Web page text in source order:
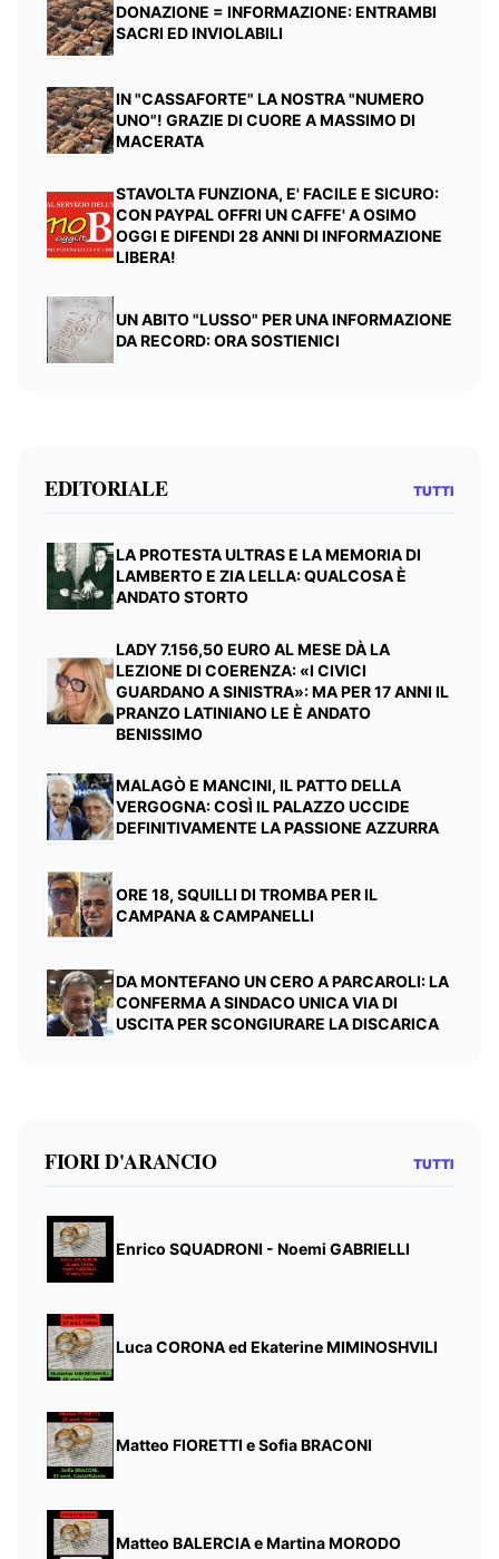
DONAZIONE = INFORMAZIONE: ENTRAMBI
SACRI ED INVIOLABILI
IN "CASSAFORTE" LA NOSTRA "NUMERO
UNO"! GRAZIE DI CUORE A MASSIMO DI
MACERATA
STAVOLTA FUNZIONA, E' FACILE E SICURO:
CON PAYPAL OFFRI UN CAFFE' A OSIMO
OGGI E DIFENDI 28 ANNI DI INFORMAZIONE
LIBERA!
UN ABITO "LUSSO" PER UNA INFORMAZIONE
DA RECORD: ORA SOSTIENICI
EDITORIALE TUTTI
LA PROTESTA ULTRAS E LA MEMORIA DI
LAMBERTO E ZIA LELLA: QUALCOSA È
ANDATO STORTO
LADY 7.156,50 EURO AL MESE DÀ LA
LEZIONE DI COERENZA: «I CIVICI
GUARDANO A SINISTRA»: MA PER 17 ANNI IL
PRANZO LATINIANO LE È ANDATO
BENISSIMO
MALAGÒ E MANCINI, IL PATTO DELLA
VERGOGNA: COSÌ IL PALAZZO UCCIDE
DEFINITIVAMENTE LA PASSIONE AZZURRA
ORE 18, SQUILLI DI TROMBA PER IL
CAMPANA & CAMPANELLI
DA MONTEFANO UN CERO A PARCAROLI: LA
CONFERMA A SINDACO UNICA VIA DI
USCITA PER SCONGIURARE LA DISCARICA
FIORI D'ARANCIO TUTTI
Enrico SQUADRONI - Noemi GABRIELLI
Luca CORONA ed Ekaterine MIMINOSHVILI
Matteo FIORETTI e Sofia BRACONI
Matteo BALERCIA e Martina MORODO